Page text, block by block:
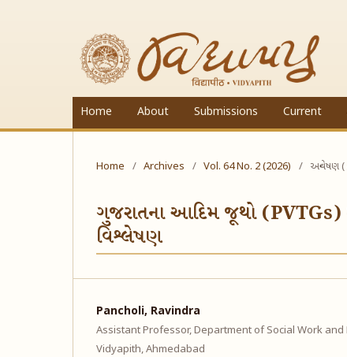
Home About Submissions Current
Home / Archives / Vol. 64 No. 2 (2026) / અન્વેષણ
ગુજરાતના આદિમ જૂથો (PVTGs)
વિશ્લેષણ
Pancholi, Ravindra
Assistant Professor, Department of Social Work
Vidyapith, Ahmedabad